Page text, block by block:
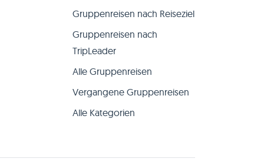
Gruppenreisen nach Reiseziel
Gruppenreisen nach
TripLeader
Alle Gruppenreisen
Vergangene Gruppenreisen
Alle Kategorien